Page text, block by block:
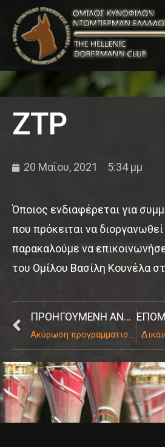
ZTP
20 Μαΐου, 2021 5:34 μμ
Όποιος ενδιαφέρεται για
που πρόκειται να
παρακαλούμε να
του Ομίλου Βασίλη Κουνέλα
ΠΡΟΗΓΟΎΜΕΝΗ ΑΝΑΚΟΊΝΩΣΗ
Ακύρωση προγραμματισμένης Γενικής Συνέλευσης 27/09/2020